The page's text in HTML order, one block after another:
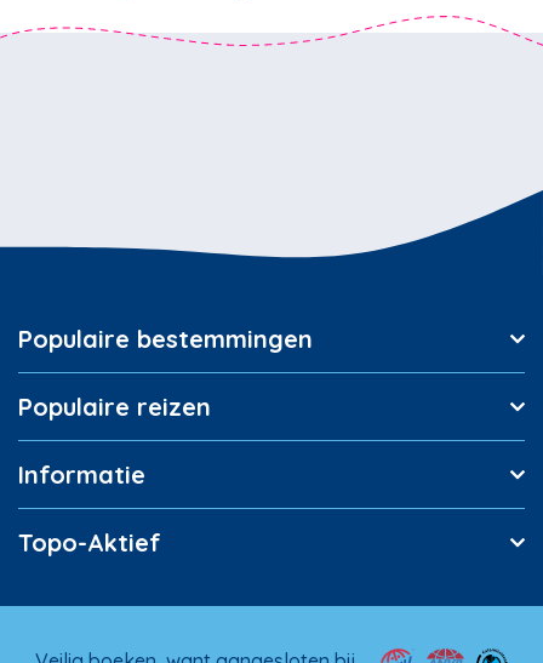
Populaire bestemmingen
Populaire reizen
Informatie
Topo-Aktief